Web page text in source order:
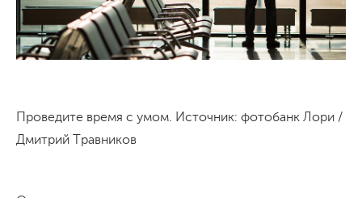
Проведите время с умом. Источник: фотобанк Лори /
Дмитрий Травников